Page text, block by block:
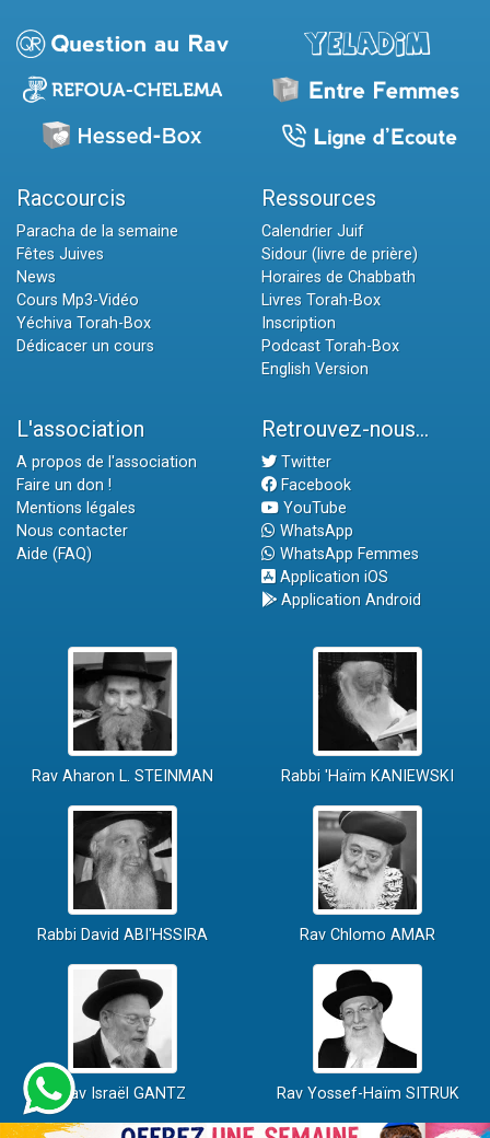
Raccourcis
Paracha de la semaine
Fêtes Juives
News
Cours Mp3-Vidéo
Yéchiva Torah-Box
Dédicacer un cours
Ressources
Calendrier Juif
Sidour (livre de prière)
Horaires de Chabbath
Livres Torah-Box
Inscription
Podcast Torah-Box
English Version
L'association
A propos de l'association
Faire un don !
Mentions légales
Nous contacter
Aide (FAQ)
Retrouvez-nous...
Twitter
Facebook
YouTube
WhatsApp
WhatsApp Femmes
Application iOS
Application Android
Rav Aharon L. STEINMAN Rabbi 'Haïm KANIEWSKI
Rabbi David ABI'HSSIRA Rav Chlomo AMAR
Rav Israël GANTZ Rav Yossef-Haïm SITRUK